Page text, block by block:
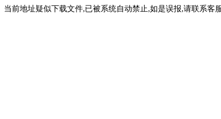
当前地址疑似下载文件,已被系统自动禁止,如是误报,请联系客